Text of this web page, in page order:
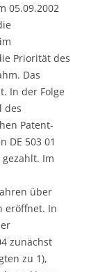
05.09.2002
Priorität des
Das
In der Folge
des
Patent-
DE 503 01
Im
über
eröffnet. In
zunächst
zu 1),